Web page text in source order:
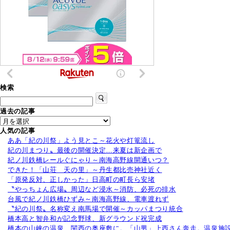
検索
過去の記事
人気の記事
ああ「紀の川祭」よう見とこ～花火や灯篭流し
紀の川まつり〟最後の開催決定…来夏は新企画で
紀ノ川鉄橋レールぐにゃり～南海高野線開通いつ？
できた！「山荘 天の里」～丹生都比売神社近く
「原発反対、正しかった」日高町の町長ら安堵
〝やっちょん広場〟周辺など浸水～消防、必死の排水
台風で紀ノ川鉄橋ひずみ～南海高野線、電車渡れず
〝紀の川祭〟名称変え南馬場で開催～カッパまつり統合
橋本高と智弁和が記念野球、新グラウンド祝完成
橋本の山峡の温泉、関西の奥座敷に。「山男」上西さん奔走。温泉施